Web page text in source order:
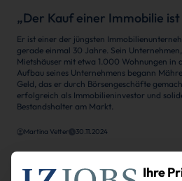
„Der Kauf einer Immobilie
Er ist einer der jüngsten
gerade einmal 30 Jahre. Sein
Mietshäuser mit etwa 1.000 Wohnungen in
Aufbau seines Unternehmens begann
Geld, das er durch Börsengeschäfte
erfolgreich als Immobilieninvestor und
Bestandshalter am Markt.
Martina Vetter 30.11.2024
Ihre